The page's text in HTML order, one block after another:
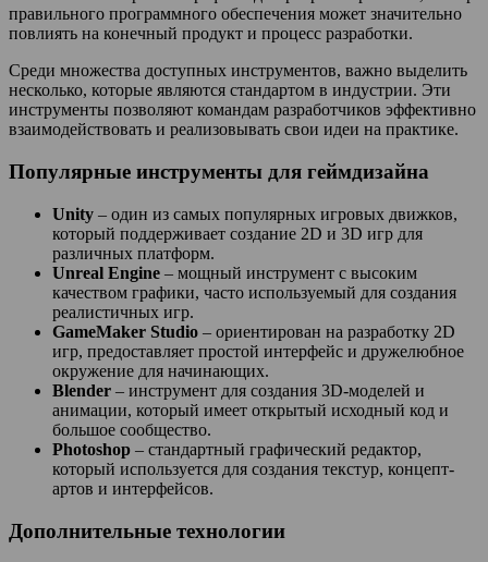
правильного программного обеспечения может значительно
повлиять на конечный продукт и процесс разработки.
Среди множества доступных инструментов, важно выделить
несколько, которые являются стандартом в индустрии. Эти
инструменты позволяют командам разработчиков эффективно
взаимодействовать и реализовывать свои идеи на практике.
Популярные инструменты для геймдизайна
Unity – один из самых популярных игровых движков,
который поддерживает создание 2D и 3D игр для
различных платформ.
Unreal Engine – мощный инструмент с высоким
качеством графики, часто используемый для создания
реалистичных игр.
GameMaker Studio – ориентирован на разработку 2D
игр, предоставляет простой интерфейс и дружелюбное
окружение для начинающих.
Blender – инструмент для создания 3D-моделей и
анимации, который имеет открытый исходный код и
большое сообщество.
Photoshop – стандартный графический редактор,
который используется для создания текстур, концепт-
артов и интерфейсов.
Дополнительные технологии